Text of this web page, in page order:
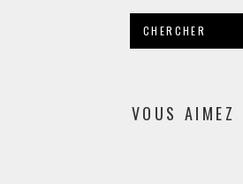
VOUS